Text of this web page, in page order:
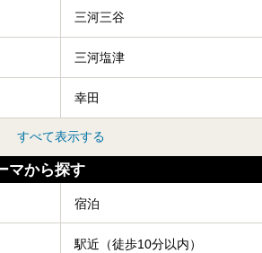
三河三谷
三河塩津
幸田
すべて表示する
マから探す
宿泊
駅近（徒歩10分以内）